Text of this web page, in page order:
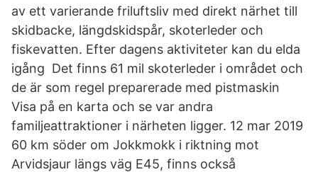
av ett varierande friluftsliv med direkt närhet till
skidbacke, längdskidspår, skoterleder och
fiskevatten. Efter dagens aktiviteter kan du elda
igång Det finns 61 mil skoterleder i området och
de är som regel preparerade med pistmaskin
Visa på en karta och se var andra
familjeattraktioner i närheten ligger. 12 mar 2019
60 km söder om Jokkmokk i riktning mot
Arvidsjaur längs väg E45, finns också